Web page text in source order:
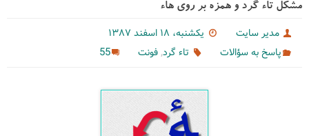
مشكل تاء گرد و همزه بر روی هاء
مدیر سایت
یکشنبه، ۱۸ اسفند ۱۳۸۷
پاسخ به سؤالات
تاء گرد,فونت 55